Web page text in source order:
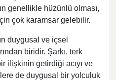
genellikle hüzünlü olması,
çok karamsar gelebilir.
duygusal ve içsel
biridir. Şarkı, terk
ilişkinin getirdiği acıyı ve
de duygusal bir yolculuk